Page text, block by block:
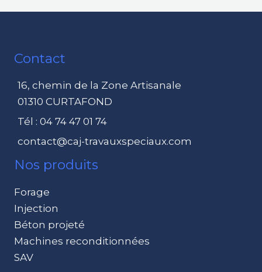
Contact
16, chemin de la Zone Artisanale
01310 CURTAFOND
Tél : 04 74 47 01 74
contact@caj-travauxspeciaux.com
Nos produits
Forage
Injection
Béton projeté
Machines reconditionnées
SAV